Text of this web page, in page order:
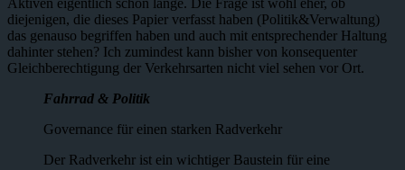
diejenigen, die dieses Papier verfasst haben (Politik&Verwaltung)
das genauso begriffen haben und auch mit entsprechender Haltung
dahinter stehen? Ich zumindest kann bisher von konsequenter
Gleichberechtigung der Verkehrsarten nicht viel sehen vor Ort.
Fahrrad & Politik
Governance für einen starken Radverkehr
Der Radverkehr ist ein wichtiger Baustein für eine